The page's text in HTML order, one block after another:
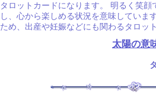
タロットカードになります。 明るく笑顔
し、心から楽しめる状況を意味していま
ため、出産や妊娠などにも関わるタロッ
太陽の意